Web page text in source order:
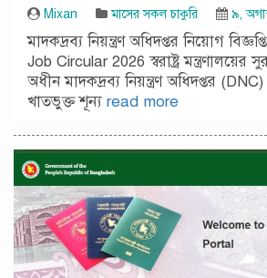
Mixan মাসের সকল চাকুরি ৯,
মাদকদ্রব্য নিয়ন্ত্রণ অধিদপ্তর নিয়োগ
Job Circular 2026 স্বরাষ্ট্র মন্ত্রণালয়ের
অধীন মাদকদ্রব্য নিয়ন্ত্রণ অধিদপ্তর
খাতভুক্ত শূন্য read more